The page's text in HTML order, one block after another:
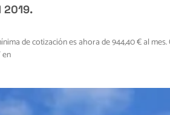
2019.
de cotización es ahora de 944,40 € al